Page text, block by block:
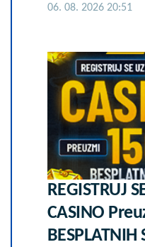
06. 08. 2026 20:51
REGISTRUJ
CASINO
BESPLATNIH